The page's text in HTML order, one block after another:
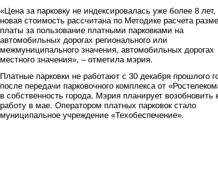
«Цена за парковку не индексировалась уже более 8 лет,
новая стоимость рассчитана по Методике расчета
платы за пользование платными парковками на
автомобильных дорогах регионального или
межмуниципального значения, автомобильных дорогах
местного значения», – отметила мэрия.
Платные парковки не работают с 30 декабря прошлого
после передачи парковочного комплекса от
в собственность города. Мэрия планирует возобновить
работу в мае. Оператором платных парковок стало
муниципальное учреждение «Техобеспечение».